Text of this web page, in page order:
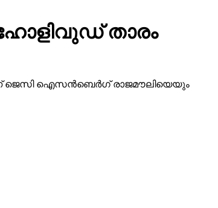
ഹോളിവുഡ് താരം
ജെസി ഐസന്‍ബെര്‍ഗ് രാജമൗലിയെയും